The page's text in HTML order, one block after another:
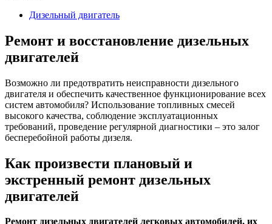
Дизельный двигатель
Ремонт и восстановление дизельных
двигателей
Возможно ли предотвратить неисправности дизельного
двигателя и обеспечить качественное функционирование всех
систем автомобиля? Использование топливных смесей
высокого качества, соблюдение эксплуатационных
требований, проведение регулярной диагностики – это залог
бесперебойной работы дизеля.
Как произвести плановый и
экстренный ремонт дизельных
двигателей
Ремонт дизельных двигателей легковых автомобилей, их